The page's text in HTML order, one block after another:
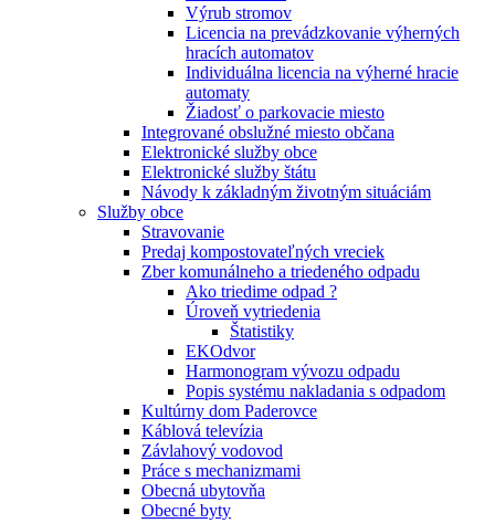
Výrub stromov
Licencia na prevádzkovanie výherných
hracích automatov
Individuálna licencia na výherné hracie
automaty
Žiadosť o parkovacie miesto
Integrované obslužné miesto občana
Elektronické služby obce
Elektronické služby štátu
Návody k základným životným situáciám
Služby obce
Stravovanie
Predaj kompostovateľných vreciek
Zber komunálneho a triedeného odpadu
Ako triedime odpad ?
Úroveň vytriedenia
Štatistiky
EKOdvor
Harmonogram vývozu odpadu
Popis systému nakladania s odpadom
Kultúrny dom Paderovce
Káblová televízia
Závlahový vodovod
Práce s mechanizmami
Obecná ubytovňa
Obecné byty